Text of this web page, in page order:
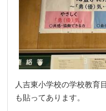
人吉東小学校の学校教育
も貼ってあります。